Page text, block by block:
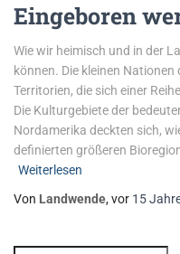
Eingeboren
Wie wir heimisch und in der
können. Die kleinen
Territorien, die sich einer
Die Kulturgebiete der
Nordamerika deckten sich,
definierten größeren
Weiterlesen
Von Landwende, vor 15